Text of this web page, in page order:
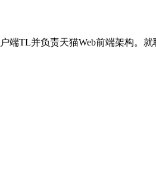
端TL并负责天猫Web前端架构。